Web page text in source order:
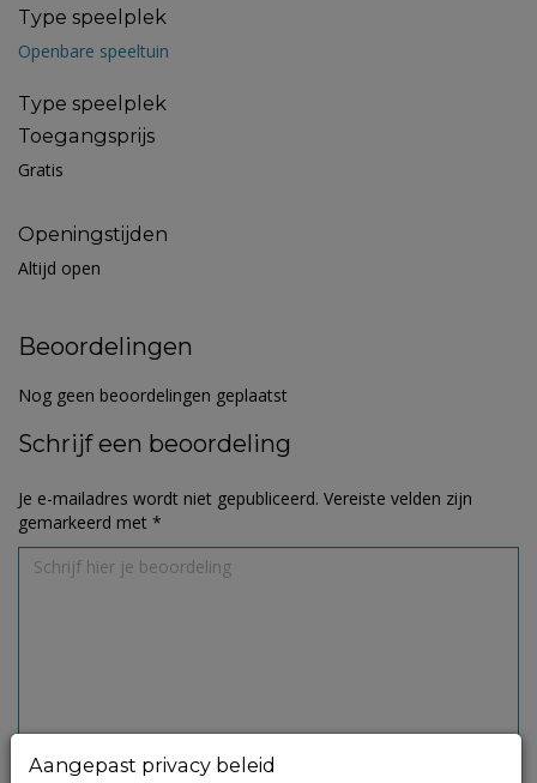
Type speelplek
Openbare speeltuin
Type speelplek
Toegangsprijs
Gratis
Openingstijden
Altijd open
Beoordelingen
Nog geen beoordelingen geplaatst
Schrijf een beoordeling
Je e-mailadres wordt niet gepubliceerd. Vereiste velden zijn
gemarkeerd met *
Aangepast privacy beleid